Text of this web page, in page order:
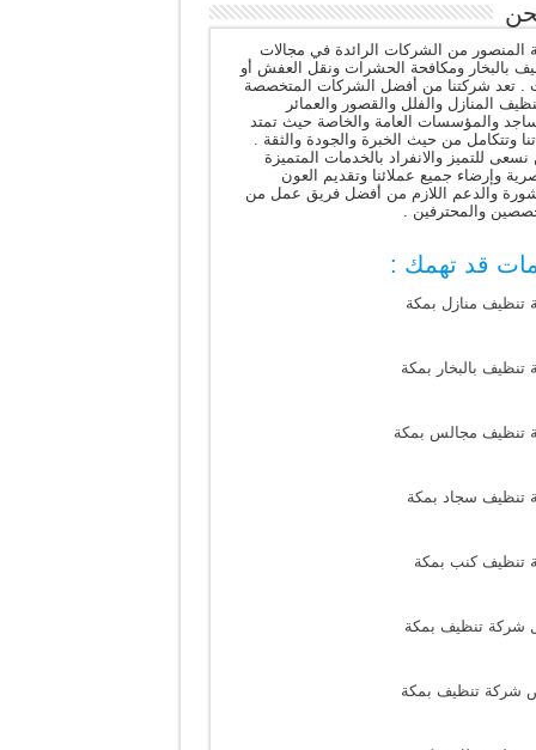
المنصور من الشركات الرائدة في مجالات
بالبخار ومكافحة الحشرات ونقل العفش أو
. تعد شركتنا من أفضل الشركات المتخصصة
المنازل والفلل والقصور والعمائر
والمؤسسات العامة والخاصة حيث تمتد
وتتكامل من حيث الخبرة والجودة والثقة .
للتميز والانفراد بالخدمات المتميزة
وإرضاء جميع عملائنا وتقديم العون
والدعم اللازم من أفضل فريق عمل من
والمحترفين .
قد تهمك :
تنظيف منازل بمكة
تنظيف بالبخار بمكة
تنظيف مجالس بمكة
تنظيف سجاد بمكة
تنظيف كنب بمكة
شركة تنظيف بمكة
شركة تنظيف بمكة